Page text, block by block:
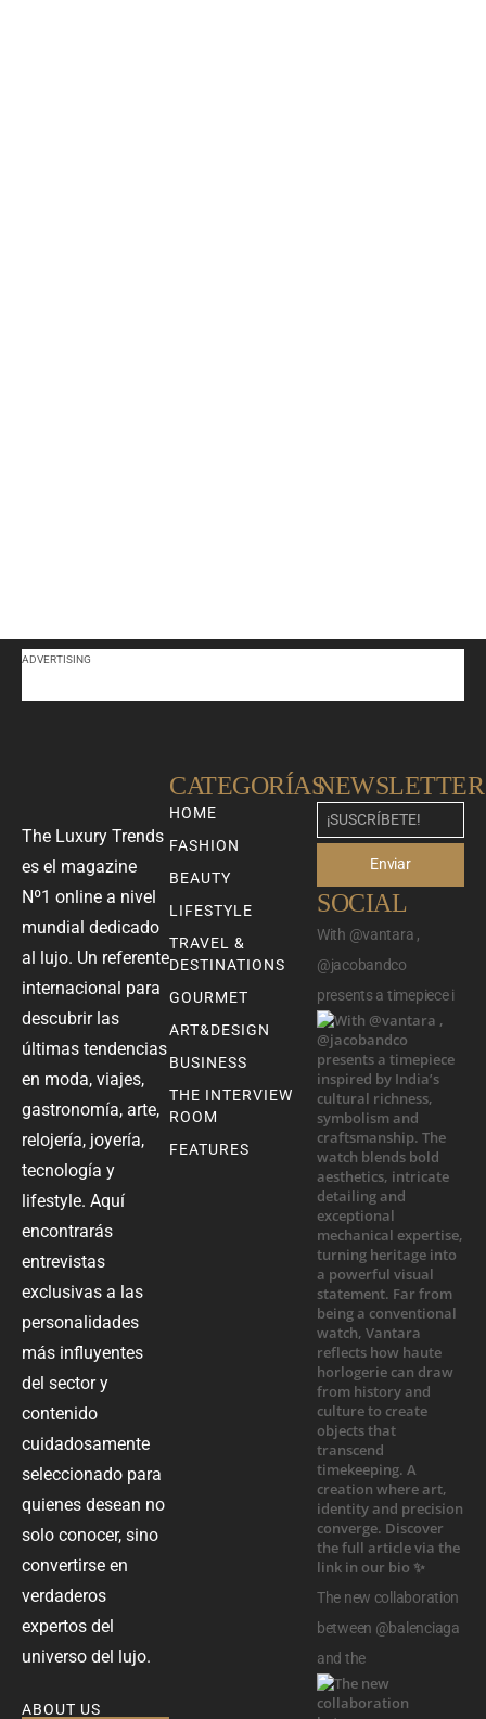
ADVERTISING
The Luxury Trends
es el magazine
Nº1 online a nivel
mundial dedicado
al lujo. Un referente
internacional para
descubrir las
últimas tendencias
en moda, viajes,
gastronomía, arte,
relojería, joyería,
tecnología y
lifestyle. Aquí
encontrarás
entrevistas
exclusivas a las
personalidades
más influyentes
del sector y
contenido
cuidadosamente
seleccionado para
quienes desean no
solo conocer, sino
convertirse en
verdaderos
expertos del
universo del lujo.
ABOUT US
CATEGORÍAS
HOME
FASHION
BEAUTY
LIFESTYLE
TRAVEL &
DESTINATIONS
GOURMET
ART&DESIGN
BUSINESS
THE INTERVIEW
ROOM
FEATURES
NEWSLETTER
Enviar
SOCIAL
With @vantara ,
@jacobandco
presents a timepiece i
The new collaboration
between @balenciaga
and the